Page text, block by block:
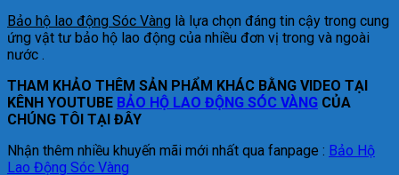
Bảo hộ lao động Sóc Vàng là lựa chọn đáng tin cậy trong cung
ứng vật tư bảo hộ lao động của nhiều đơn vị trong và ngoài
nước .
THAM KHẢO THÊM SẢN PHẨM KHÁC BẰNG VIDEO TẠI
KÊNH YOUTUBE BẢO HỘ LAO ĐỘNG SÓC VÀNG CỦA
CHÚNG TÔI TẠI ĐÂY
Nhận thêm nhiều khuyến mãi mới nhất qua fanpage : Bảo Hộ
Lao Động Sóc Vàng